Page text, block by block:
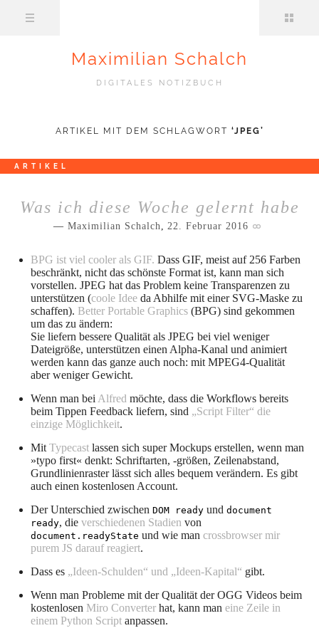
Maximilian Schalch
DIGITALES NOTIZBUCH
ARTIKEL MIT DEM SCHLAGWORT ‘JPEG’
ARTIKEL
Was ich diese Woche gelernt habe
Maximilian Schalch, 22. Februar 2016
BPG ist viel cooler als GIF. Dass GIF, meist auf 256 Farben
beschränkt, nicht das schönste Format ist, kann man sich
vorstellen. JPEG hat das Problem keine Transparenzen zu
unterstützen (coole Idee da Abhilfe mit einer SVG-Maske zu
schaffen). Better Portable Graphics (BPG) sind gekommen
um das zu ändern:
Sie liefern bessere Qualität als JPEG bei viel weniger
Dateigröße, unterstützen einen Alpha-Kanal und animiert
werden kann das ganze auch noch: mit MPEG4-Qualität
aber weniger Gewicht.
Wenn man bei Alfred möchte, dass die Workflows bereits
beim Tippen Feedback liefern, sind „Script Filter“ die
einzige Möglichkeit.
Mit Typecast lassen sich super Mockups erstellen, wenn man
»typo first« denkt: Schriftarten, -größen, Zeilenabstand,
Grundlinienraster lässt sich alles bequem verändern. Es gibt
auch einen kostenlosen Account.
Der Unterschied zwischen DOM ready und document
ready, die verschiedenen Stadien von
document.readyState und wie man crossbrowser mir
purem JS darauf reagiert.
Dass es „Ideen-Schulden“ und „Ideen-Kapital“ gibt.
Wenn man Probleme mit der Qualität der OGG Videos beim
kostenlosen Miro Converter hat, kann man eine Zeile in
einem Python Script anpassen.